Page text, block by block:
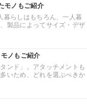
モノもご紹介
暮らしはもちろん、一人暮
製品によってサイズ・デザ
ノもご紹介
ンド」。アタッチメントも
いため、どれを選ぶべきか